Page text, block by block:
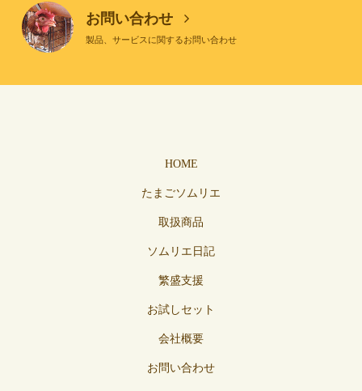
お問い合わせ
製品、サービスに関するお問い合わせ
HOME
たまごソムリエ
取扱商品
ソムリエ日記
繁盛支援
お試しセット
会社概要
お問い合わせ